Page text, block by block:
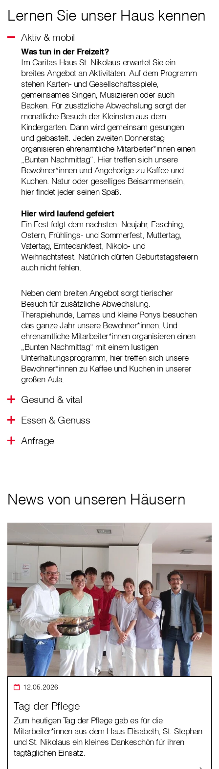
Lernen Sie unser Haus kennen
Aktiv & mobil
Was tun in der Freizeit?
Im Caritas Haus St. Nikolaus erwartet Sie ein
breites Angebot an Aktivitäten. Auf dem Programm
stehen Karten- und Gesellschaftsspiele,
gemeinsames Singen, Musizieren oder auch
Backen. Für zusätzliche Abwechslung sorgt der
monatliche Besuch der Kleinsten aus dem
Kindergarten. Dann wird gemeinsam gesungen
und gebastelt. Jeden zweiten Donnerstag
organisieren ehrenamtliche Mitarbeiter*innen einen
„Bunten Nachmittag“. Hier treffen sich unsere
Bewohner*innen und Angehörige zu Kaffee und
Kuchen. Natur oder geselliges Beisammensein,
hier findet jeder seinen Spaß.
Hier wird laufend gefeiert
Ein Fest folgt dem nächsten. Neujahr, Fasching,
Ostern, Frühlings- und Sommerfest, Muttertag,
Vatertag, Erntedankfest, Nikolo- und
Weihnachtsfest. Natürlich dürfen Geburtstagsfeiern
auch nicht fehlen.
Neben dem breiten Angebot sorgt tierischer
Besuch für zusätzliche Abwechslung.
Therapiehunde, Lamas und kleine Ponys besuchen
das ganze Jahr unsere Bewohner*innen. Und
ehrenamtliche Mitarbeiter*innen organisieren einen
„Bunten Nachmittag“ mit einem lustigen
Unterhaltungsprogramm, hier treffen sich unsere
Bewohner*innen zu Kaffee und Kuchen in unserer
großen Aula.
Gesund & vital
Essen & Genuss
Anfrage
News von unseren Häusern
12.05.2026
Tag der Pflege
Zum heutigen Tag der Pflege gab es für die
Mitarbeiter*innen aus dem Haus Elisabeth, St. Stephan
und St. Nikolaus ein kleines Dankeschön für ihren
tagtäglichen Einsatz.